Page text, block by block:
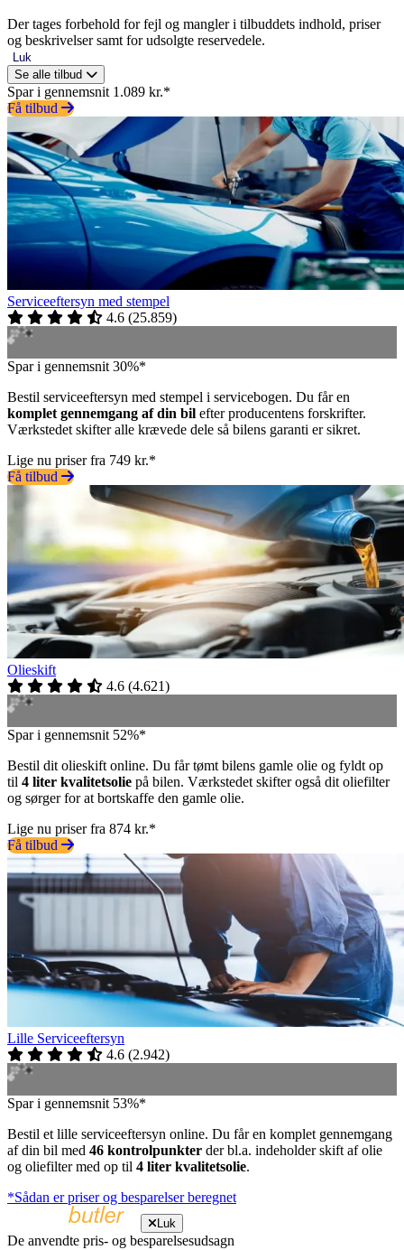
Der tages forbehold for fejl og mangler i tilbuddets indhold, priser
og beskrivelser samt for udsolgte reservedele.
Luk
Se alle tilbud
Spar i gennemsnit 1.089 kr.*
Få tilbud
Serviceeftersyn med stempel
4.6 (25.859)
Spar i gennemsnit 30%*
Bestil serviceeftersyn med stempel i servicebogen. Du får en
komplet gennemgang af din bil efter producentens forskrifter.
Værkstedet skifter alle krævede dele så bilens garanti er sikret.
Lige nu priser fra 749 kr.*
Få tilbud
Olieskift
4.6 (4.621)
Spar i gennemsnit 52%*
Bestil dit olieskift online. Du får tømt bilens gamle olie og fyldt op
til 4 liter kvalitetsolie på bilen. Værkstedet skifter også dit oliefilter
og sørger for at bortskaffe den gamle olie.
Lige nu priser fra 874 kr.*
Få tilbud
Lille Serviceeftersyn
4.6 (2.942)
Spar i gennemsnit 53%*
Bestil et lille serviceeftersyn online. Du får en komplet gennemgang
af din bil med 46 kontrolpunkter der bl.a. indeholder skift af olie
og oliefilter med op til 4 liter kvalitetsolie.
*Sådan er priser og besparelser beregnet
Luk
De anvendte pris- og besparelsesudsagn